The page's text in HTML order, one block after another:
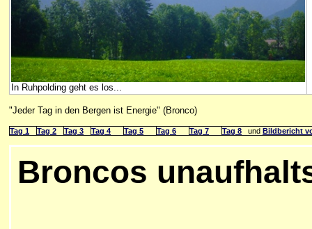
In Ruhpolding geht es los...
"Jeder Tag in den Bergen ist Energie" (Bronco)
Tag 1 Tag 2 Tag 3 Tag 4 Tag 5 Tag 6 Tag 7 Tag 8 und Bildbericht
Broncos